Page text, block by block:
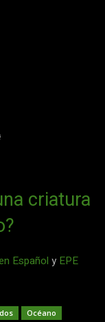
criatura
Español y EPE
Océano